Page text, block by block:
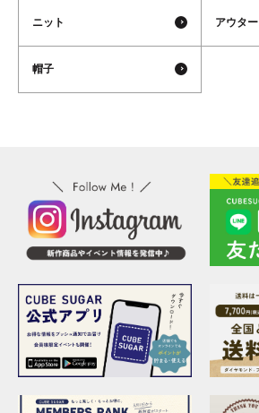
ニット アウター
帽子